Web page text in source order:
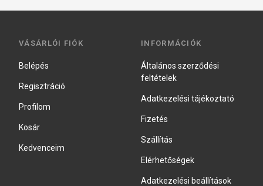
VÁSÁRLÓI FIÓK
Belépés
Regisztráció
Profilom
Kosár
Kedvenceim
INFORMÁCIÓK
Általános szerződési
feltételek
Adatkezelési tájékoztató
Fizetés
Szállítás
Elérhetőségek
Adatkezelési beállítások